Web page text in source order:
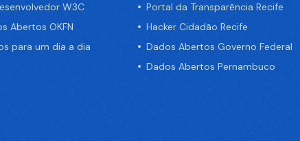
W3C
Abertos OKFN
para um dia a dia
Portal da Transparência Recife
Hacker Cidadão Recife
Dados Abertos Governo Federal
Dados Abertos Pernambuco